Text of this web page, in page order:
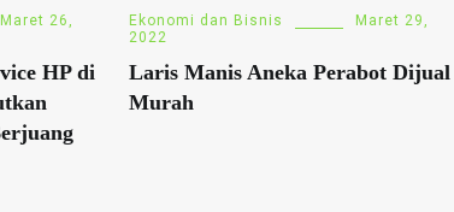
Maret 26,
HP di
Ekonomi dan Bisnis
Maret 29,
2022
Laris Manis Aneka Perabot Dijual
Murah